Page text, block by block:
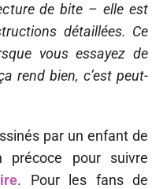
de bite – elle est
détaillées. Ce
vous essayez de
rend bien, c’est peut-
par un enfant de
précoce pour suivre
. Pour les fans de